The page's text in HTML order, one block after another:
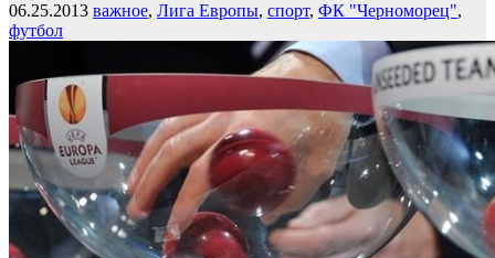
06.25.2013 важное, Лига Европы, спорт, ФК "Черноморец",
футбол